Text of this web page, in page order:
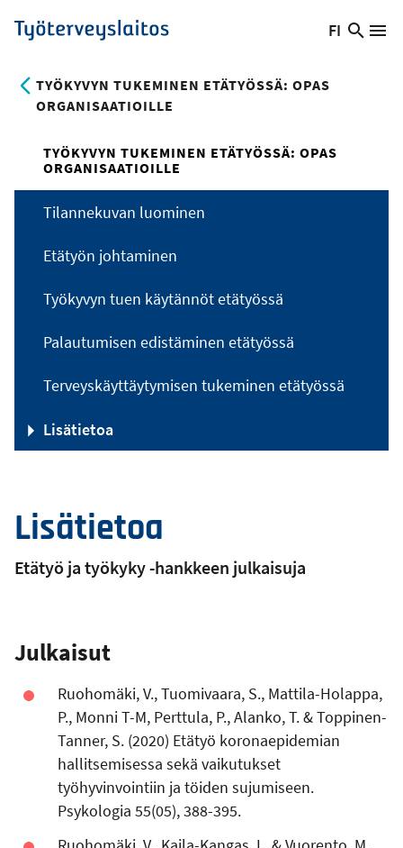
Hyppää
pääsisältöön
Työterveyslaitos
Vaihda
FI
Hae
TYÖKYVYN TUKEMINEN ETÄTYÖSSÄ: OPAS
ORGANISAATIOILLE
Lisätietoa
Etätyö ja työkyky -hankkeen julkaisuja
Julkaisut
Ruohomäki, V., Tuomivaara, S., Mattila-Holappa,
P., Monni T-M, Perttula, P., Alanko, T. & Toppinen-
Tanner, S. (2020) Etätyö koronaepidemian
hallitsemisessa sekä vaikutukset
työhyvinvointiin ja töiden sujumiseen.
Psykologia 55(05), 388-395.
TYÖKYVYN TUKEMINEN ETÄTYÖSSÄ: OPAS
ORGANISAATIOILLE
Tilannekuvan luominen
Etätyön johtaminen
Työkyvyn tuen käytännöt etätyössä
Palautumisen edistäminen etätyössä
Terveyskäyttäytymisen tukeminen etätyössä
Lisätietoa